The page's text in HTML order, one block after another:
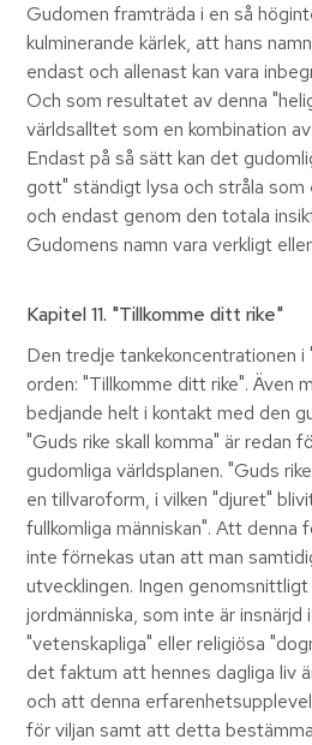
Gudomen framträda i en så
kulminerande kärlek, att hans
endast och allenast kan vara
Och som resultatet av denna
världsalltet som en kombination
Endast på så sätt kan det
gott" ständigt lysa och stråla som
och endast genom den totala
Gudomens namn vara verkligt
Kapitel 11. "Tillkomme ditt rike"
Den tredje tankekoncentrationen
orden: "Tillkomme ditt rike". Även
bedjande helt i kontakt med den
"Guds rike skall komma" är redan
gudomliga världsplanen. "Guds
en tillvaroform, i vilken "djuret"
fullkomliga människan". Att denna
inte förnekas utan att man
utvecklingen. Ingen
jordmänniska, som inte är insnärjd
"vetenskapliga" eller religiösa
det faktum att hennes dagliga liv
och att denna
för viljan samt att detta